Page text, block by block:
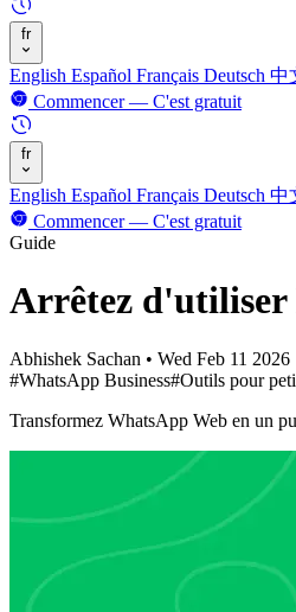
fr
English Español Français Deutsch 中
Commencer — C'est gratuit
fr
English Español Français Deutsch 中
Commencer — C'est gratuit
Guide
Arrêtez d'utiliser
Abhishek Sachan • Wed Feb 11 2026
#WhatsApp Business#Outils pour
Transformez WhatsApp Web en un